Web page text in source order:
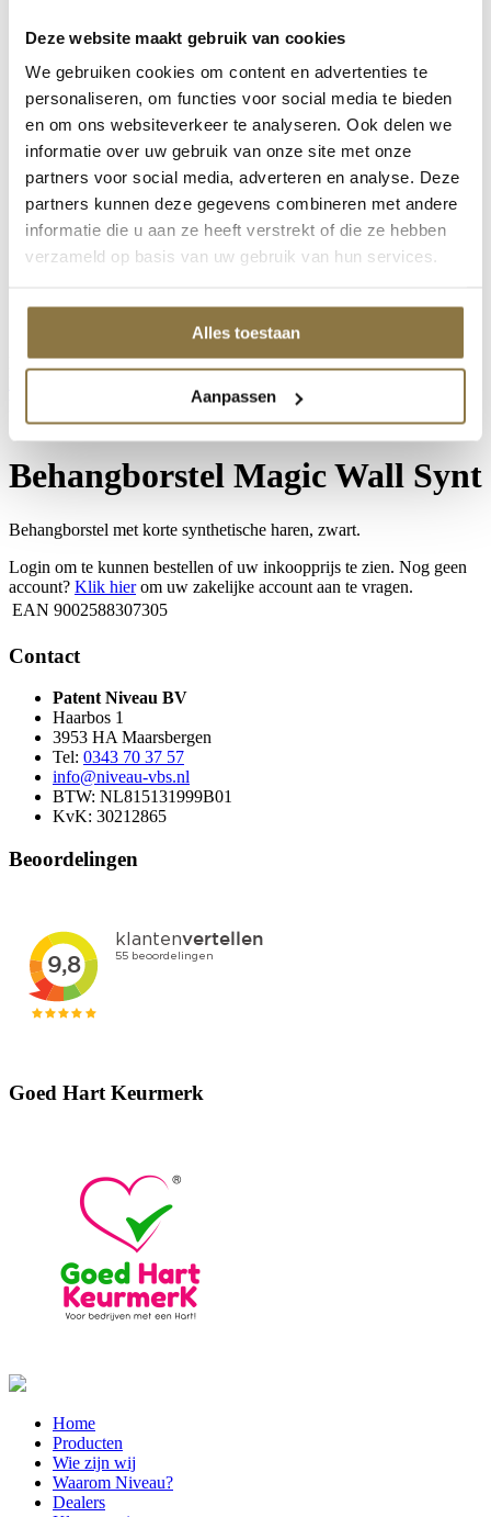
Deze website maakt gebruik van cookies
We gebruiken cookies om content en advertenties te
personaliseren, om functies voor social media te bieden
en om ons websiteverkeer te analyseren. Ook delen we
informatie over uw gebruik van onze site met onze
partners voor social media, adverteren en analyse. Deze
partners kunnen deze gegevens combineren met andere
informatie die u aan ze heeft verstrekt of die ze hebben
verzameld op basis van uw gebruik van hun services.
Alles toestaan
Aanpassen
Vernissen en Bescherming
Mylands House of Colour
Mylands House of Colour
Point Of Sale
Wax Polishes
Go!Paint Roll & Go
Staalmeester Kwasten
Producten van Rust-oleum
Producten van Rust-oleum
Prochemko Producten
CombiColor
Rust-oleum / Mathys
Super-Fix
Producten van Zinsser
Productcategorieën
Behanggereedschap/ Behangborstel Magic Wall Synt
Behangborstel Magic Wall Synt
Behangborstel met korte synthetische haren, zwart.
Login om te kunnen bestellen of uw inkoopprijs te zien. Nog geen
account? Klik hierom uw zakelijke account aan te vragen.
EAN 9002588307305
Contact
Patent Niveau BV
Haarbos 1
3953 HA Maarsbergen
Tel: 0343 70 37 57
info@niveau-vbs.nl
BTW: NL815131999B01
KvK: 30212865
Beoordelingen
Goed Hart Keurmerk
Home
Producten
Wie zijn wij
Waarom Niveau?
Dealers